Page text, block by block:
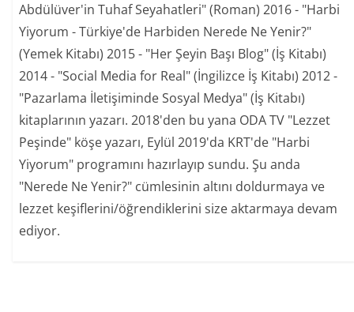
Abdülüver'in Tuhaf Seyahatleri" (Roman) 2016 - "Harbi
Yiyorum - Türkiye'de Harbiden Nerede Ne Yenir?"
(Yemek Kitabı) 2015 - "Her Şeyin Başı Blog" (İş Kitabı)
2014 - "Social Media for Real" (İngilizce İş Kitabı) 2012 -
"Pazarlama İletişiminde Sosyal Medya" (İş Kitabı)
kitaplarının yazarı. 2018'den bu yana ODA TV "Lezzet
Peşinde" köşe yazarı, Eylül 2019'da KRT'de "Harbi
Yiyorum" programını hazırlayıp sundu. Şu anda
"Nerede Ne Yenir?" cümlesinin altını doldurmaya ve
lezzet keşiflerini/öğrendiklerini size aktarmaya devam
ediyor.